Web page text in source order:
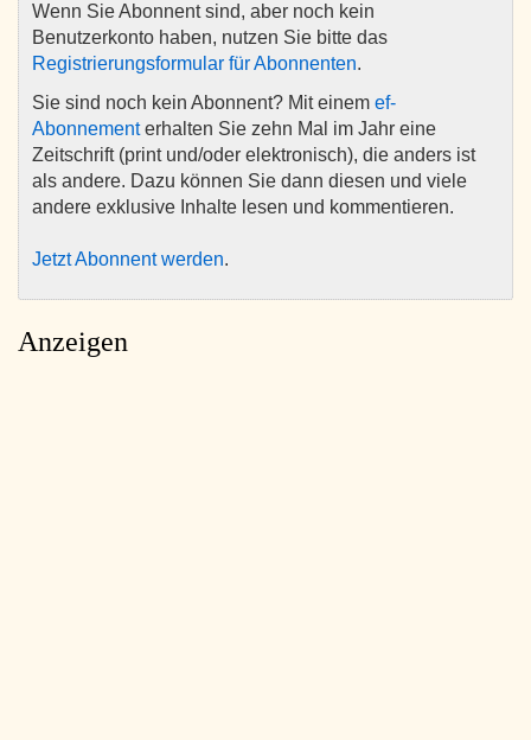
Wenn Sie Abonnent sind, aber noch kein
Benutzerkonto haben, nutzen Sie bitte das
Registrierungsformular für Abonnenten.
Sie sind noch kein Abonnent? Mit einem ef-
Abonnementerhalten Sie zehn Mal im Jahr eine
Zeitschrift (print und/oder elektronisch), die anders ist
als andere. Dazu können Sie dann diesen und viele
andere exklusive Inhalte lesen und kommentieren.
Jetzt Abonnent werden.
Anzeigen